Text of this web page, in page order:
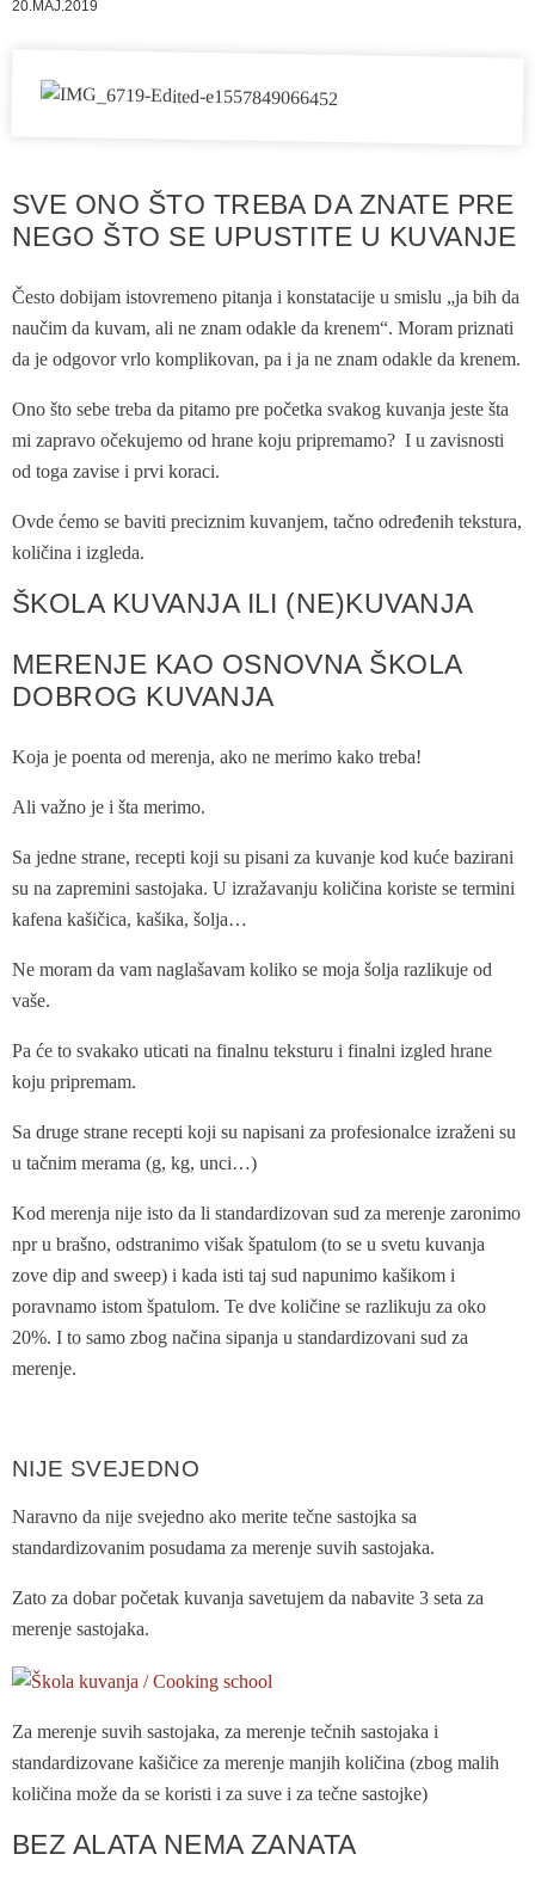
20.MAJ.2019
SVE ONO ŠTO TREBA DA ZNATE PRE
NEGO ŠTO SE UPUSTITE U KUVANJE
Često dobijam istovremeno pitanja i konstatacije u smislu „ja bih da
naučim da kuvam, ali ne znam odakle da krenem“. Moram priznati
da je odgovor vrlo komplikovan, pa i ja ne znam odakle da krenem.
Ono što sebe treba da pitamo pre početka svakog kuvanja jeste šta
mi zapravo očekujemo od hrane koju pripremamo? I u zavisnosti
od toga zavise i prvi koraci.
Ovde ćemo se baviti preciznim kuvanjem, tačno određenih tekstura,
količina i izgleda.
ŠKOLA KUVANJA ILI (NE)KUVANJA
MERENJE KAO OSNOVNA ŠKOLA
DOBROG KUVANJA
Koja je poenta od merenja, ako ne merimo kako treba!
Ali važno je i šta merimo.
Sa jedne strane, recepti koji su pisani za kuvanje kod kuće bazirani
su na zapremini sastojaka. U izražavanju količina koriste se termini
kafena kašičica, kašika, šolja…
Ne moram da vam naglašavam koliko se moja šolja razlikuje od
vaše.
Pa će to svakako uticati na finalnu teksturu i finalni izgled hrane
koju pripremam.
Sa druge strane recepti koji su napisani za profesionalce izraženi su
u tačnim merama (g, kg, unci…)
Kod merenja nije isto da li standardizovan sud za merenje zaronimo
npr u brašno, odstranimo višak špatulom (to se u svetu kuvanja
zove dip and sweep) i kada isti taj sud napunimo kašikom i
poravnamo istom špatulom. Te dve količine se razlikuju za oko
20%. I to samo zbog načina sipanja u standardizovani sud za
merenje.
NIJE SVEJEDNO
Naravno da nije svejedno ako merite tečne sastojka sa
standardizovanim posudama za merenje suvih sastojaka.
Zato za dobar početak kuvanja savetujem da nabavite 3 seta za
merenje sastojaka.
Za merenje suvih sastojaka, za merenje tečnih sastojaka i
standardizovane kašičice za merenje manjih količina (zbog malih
količina može da se koristi i za suve i za tečne sastojke)
BEZ ALATA NEMA ZANATA